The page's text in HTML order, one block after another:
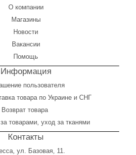
О компании
Магазины
Новости
Вакансии
Помощь
Информация
пользователя
товара по Украине и СНГ
Возврат товара
товарами, уход за тканями
Контакты
ул. Базовая, 11.